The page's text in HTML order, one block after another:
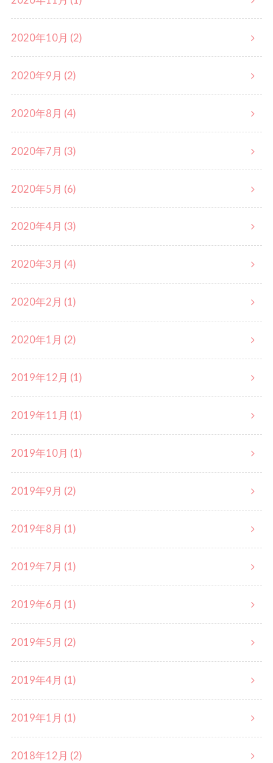
2020年10月 (2)
2020年9月 (2)
2020年8月 (4)
2020年7月 (3)
2020年5月 (6)
2020年4月 (3)
2020年3月 (4)
2020年2月 (1)
2020年1月 (2)
2019年12月 (1)
2019年11月 (1)
2019年10月 (1)
2019年9月 (2)
2019年8月 (1)
2019年7月 (1)
2019年6月 (1)
2019年5月 (2)
2019年4月 (1)
2019年1月 (1)
2018年12月 (2)